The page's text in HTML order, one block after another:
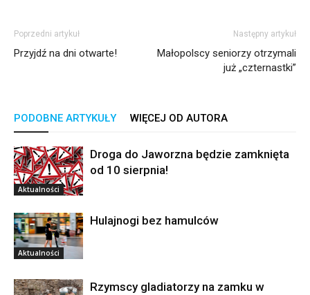
Poprzedni artykuł
Przyjdź na dni otwarte!
Następny artykuł
Małopolscy seniorzy otrzymali
już „czternastki”
PODOBNE ARTYKUŁY WIĘCEJ OD AUTORA
Aktualności
Droga do Jaworzna będzie zamknięta
od 10 sierpnia!
Aktualności
Hulajnogi bez hamulców
Rzymscy gladiatorzy na zamku w